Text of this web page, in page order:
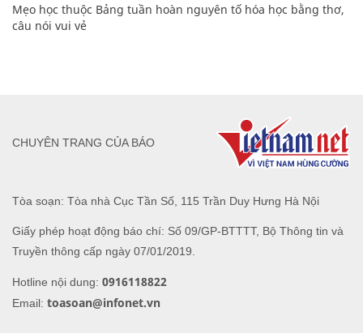
Mẹo học thuộc Bảng tuần hoàn nguyên tố hóa học bằng thơ,
câu nói vui vẻ
Tòa soạn: Tòa nhà Cục Tần Số, 115 Trần Duy Hưng Hà Nội
Giấy phép hoạt động báo chí: Số 09/GP-BTTTT, Bộ Thông tin và
Truyền thông cấp ngày 07/01/2019.
Hotline nội dung: 0916118822
Email: toasoan@infonet.vn
CHUYÊN TRANG CỦA BÁO